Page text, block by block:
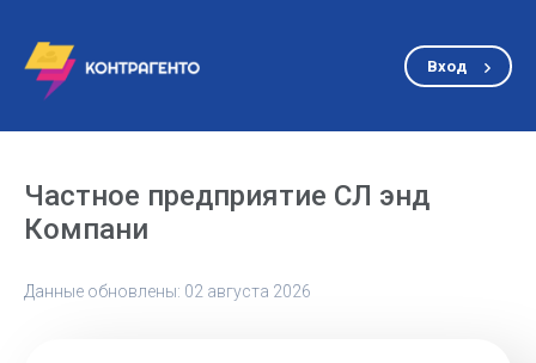
Вход
Частное предприятие СЛ энд
Компани
Данные обновлены: 02 августа 2026